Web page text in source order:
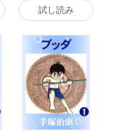
試し読み